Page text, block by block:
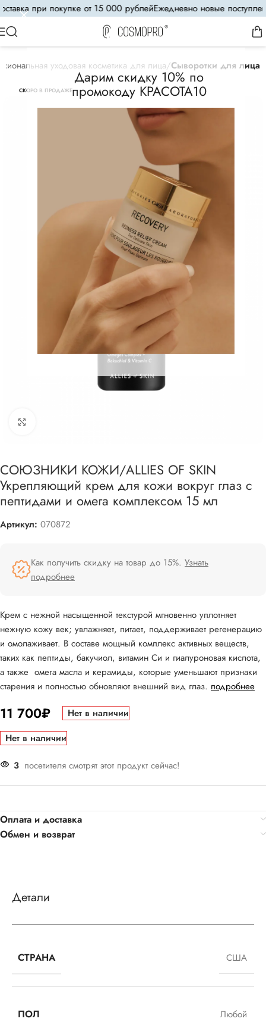
Дарим скидку 10% по
промокоду КРАСОТА10
при покупке от 15 000 рублейЕжедневно новые поступления
уходовая косметика для лица Сыворотки для лица
СКОРО В ПРОДАЖЕ
СОЮЗНИКИ КОЖИ/ALLIES OF SKIN
Укрепляющий крем для кожи вокруг глаз с
пептидами и омега комплексом 15 мл
Артикул: 070872
Как получить скидку на товар до 15%. Узнать
подробнее
Крем с нежной насыщенной текстурой мгновенно уплотняет
нежную кожу век; увлажняет, питает, поддерживает регенерацию
и омолаживает. В составе мощный комплекс активных веществ,
таких как пептиды, бакучиол, витамин Си и гиалуроновая кислота,
а также омега масла и керамиды, которые уменьшают признаки
старения и полностью обновляют внешний вид глаз. подробнее
11 700₽
Нет в наличии
Нет в наличии
3 посетителя смотрят этот продукт сейчас!
Оплата и доставка
Обмен и возврат
Детали
СТРАНА США
ПОЛ Любой